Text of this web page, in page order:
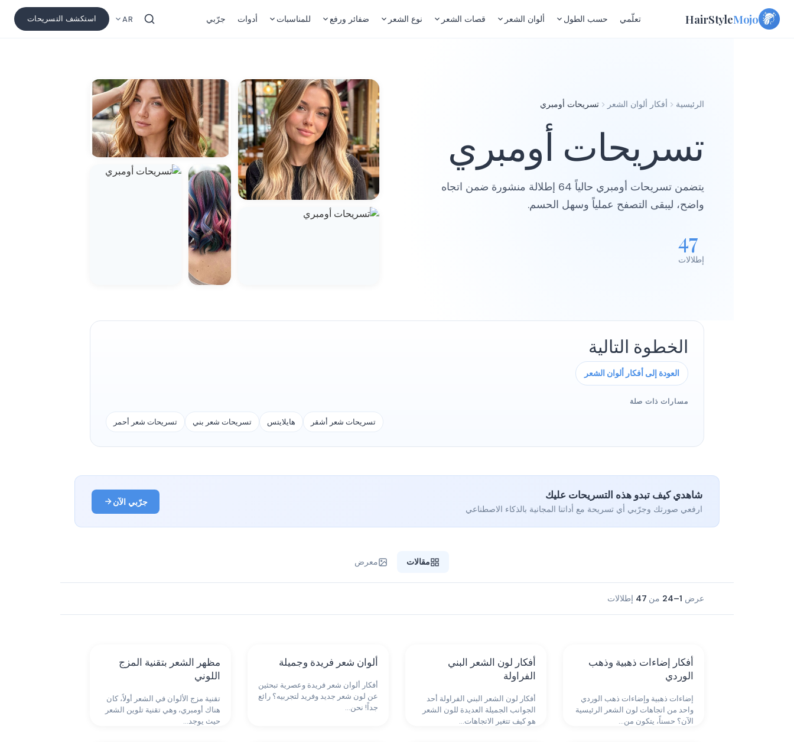
Skip
HairStyleMojo تعلّمي حسب الطول ألوان الشعر قصات الشعر نوع الشعر ضفائر ورفع للمناسبات أدوات جرّبي AR استكشف التسريحات
الرئيسية أفكار ألوان الشعر تسريحات أومبري
تسريحات أومبري
يتضمن تسريحات أومبري حالياً 64 إطلالة منشورة ضمن اتجاه
واضح، ليبقى التصفح عملياً وسهل الحسم.
47
إطلالات
الخطوة التالية
العودة إلى أفكار ألوان الشعر
مسارات ذات صلة
تسريحات شعر أشقر هايلايتس تسريحات شعر بني تسريحات شعر أحمر
شاهدي كيف تبدو هذه التسريحات عليك
ارفعي صورتك وجرّبي أي تسريحة مع أداتنا المجانية بالذكاء الاصطناعي
جرّبي الآن
مقالات معرض
عرض 1–24 من 47 إطلالات
أفكار إضاءات ذهبية وذهب
الوردي
إضاءات ذهبية وإضاءات ذهب الوردي
واحد من اتجاهات لون الشعر الرئيسية
الآن؟ حسناً، يتكون من…
أفكار لون الشعر البني
الفراولة
أفكار لون الشعر البني الفراولة أحد
الجوانب الجميلة العديدة للون الشعر
هو كيف تتغير الاتجاهات…
ألوان شعر فريدة وجميلة
أفكار ألوان شعر فريدة وعصرية تبحثين
عن لون شعر جديد وفريد لتجربيه؟ رائع
جداً! نحن…
مظهر الشعر بتقنية المزج
اللوني
تقنية مزج الألوان في الشعر أولاً، كان
هناك أومبري، وهي تقنية تلوين الشعر
حيث يوجد…